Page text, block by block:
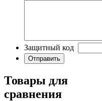
Защитный код
Товары для
сравнения